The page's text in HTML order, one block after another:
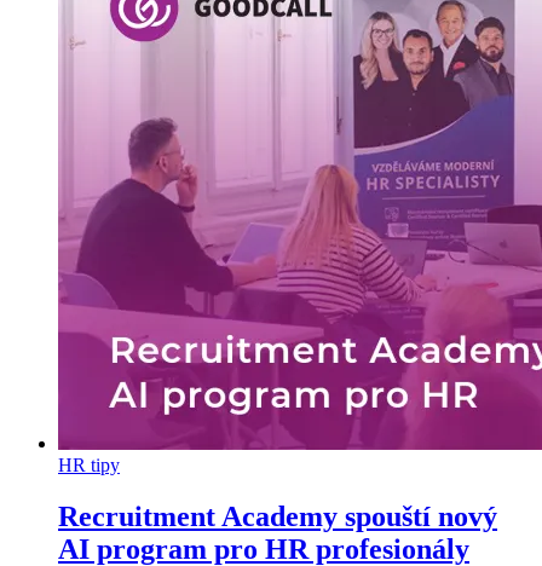
HR tipy
Recruitment Academy spouští nový
AI program pro HR profesionály